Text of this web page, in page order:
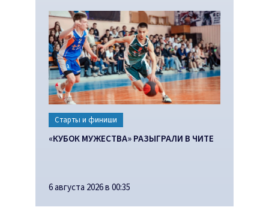
Старты и финиши
«КУБОК МУЖЕСТВА» РАЗЫГРАЛИ В ЧИТЕ
6 августа 2026 в 00:35